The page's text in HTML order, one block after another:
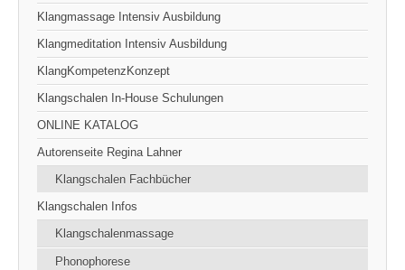
Klangmassage Intensiv Ausbildung
Klangmeditation Intensiv Ausbildung
KlangKompetenzKonzept
Klangschalen In-House Schulungen
ONLINE KATALOG
Autorenseite Regina Lahner
Klangschalen Fachbücher
Klangschalen Infos
Klangschalenmassage
Phonophorese